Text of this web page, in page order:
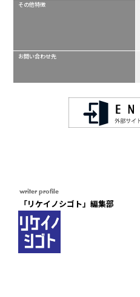
その他特徴
お問い合わせ先
writer profile
「リケイノシゴト」編集部